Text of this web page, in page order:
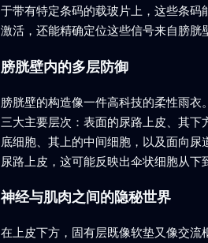
于带有特定条码的载玻片上，这些条
激活，还能精确定位这些信号来自膀胱
膀胱壁内的多层防御
膀胱壁的构造像一件高科技的柔性雨
三大主要层次：表面的尿路上皮、其
底细胞、其上的中间细胞，以及面向
尿路上皮，这可能反映出伞状细胞从下
神经与肌肉之间的隐秘世界
在上皮下方，固有层既像软垫又像交